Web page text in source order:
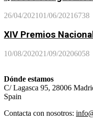
26/04/202101/06/20216738
XIV Premios
10/08/202021/09/20206058
Dónde estamos
C/ Lagasca 95, 28006
Spain
Contacta con nosotros: